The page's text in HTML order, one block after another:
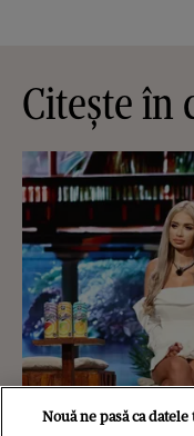
Citește în
Nouă ne pasă ca